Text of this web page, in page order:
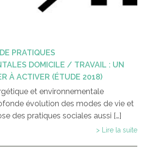
PRATIQUES
DOMICILE / TRAVAIL : UN
À ACTIVER (ÉTUDE 2018)
et environnementale
évolution des modes de vie et
des pratiques sociales aussi […]
> Lire la suite